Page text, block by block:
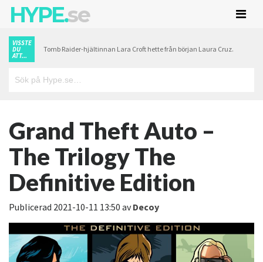
HYPE.se
VISSTE
DU
ATT...
Tomb Raider-hjältinnan Lara Croft hette från början Laura Cruz.
Grand Theft Auto –
The Trilogy The
Definitive Edition
Publicerad 2021-10-11 13:50 avDecoy